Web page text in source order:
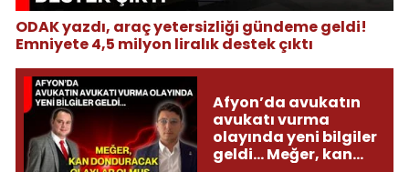
ODAK yazdı, araç yetersizliği gündeme geldi!
Emniyete 4,5 milyon liralık destek çıktı
Afyon’da avukatın
avukatı vurma
olayında yeni bilgiler
geldi... Meğer, kan